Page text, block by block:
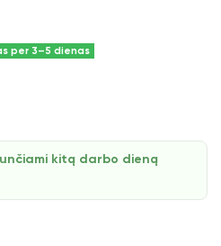
per 3–5 dienas
kitą darbo dieną